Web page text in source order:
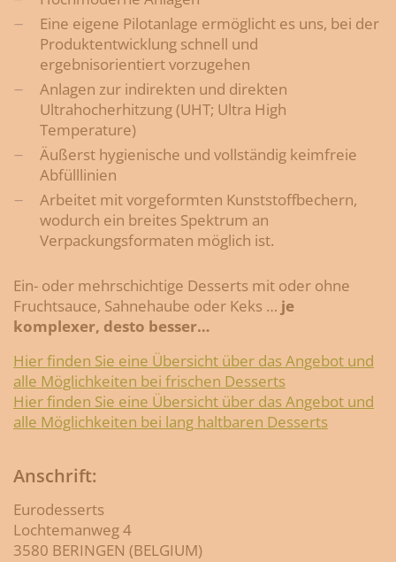
Eine eigene Pilotanlage ermöglicht es uns, bei der
Produktentwicklung schnell und
ergebnisorientiert vorzugehen
Anlagen zur indirekten und direkten
Ultrahocherhitzung (UHT; Ultra High
Temperature)
Äußerst hygienische und vollständig keimfreie
Abfülllinien
Arbeitet mit vorgeformten Kunststoffbechern,
wodurch ein breites Spektrum an
Verpackungsformaten möglich ist.
Ein- oder mehrschichtige Desserts mit oder ohne
Fruchtsauce, Sahnehaube oder Keks … je
komplexer, desto besser…
Hier finden Sie eine Übersicht über das Angebot und
alle Möglichkeiten bei frischen Desserts
Hier finden Sie eine Übersicht über das Angebot und
alle Möglichkeiten bei lang haltbaren Desserts
Anschrift:
Eurodesserts
Lochtemanweg 4
3580 BERINGEN (BELGIUM)